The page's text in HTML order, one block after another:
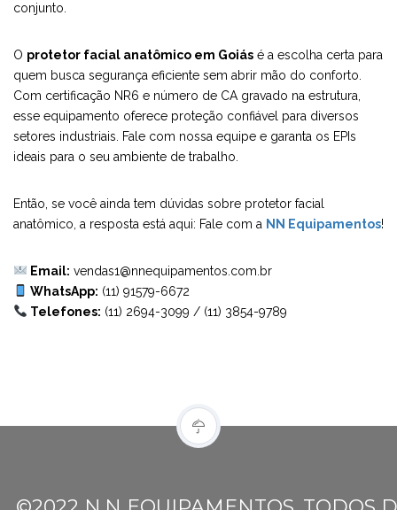
conjunto.
O protetor facial anatômico em Goiás é a escolha certa para
quem busca segurança eficiente sem abrir mão do conforto.
Com certificação NR6 e número de CA gravado na estrutura,
esse equipamento oferece proteção confiável para diversos
setores industriais. Fale com nossa equipe e garanta os EPIs
ideais para o seu ambiente de trabalho.
Então, se você ainda tem dúvidas sobre protetor facial
anatômico, a resposta está aqui: Fale com a NN Equipamentos!
Email: vendas1@nnequipamentos.com.br
WhatsApp: (11) 91579-6672
Telefones: (11) 2694-3099 / (11) 3854-9789